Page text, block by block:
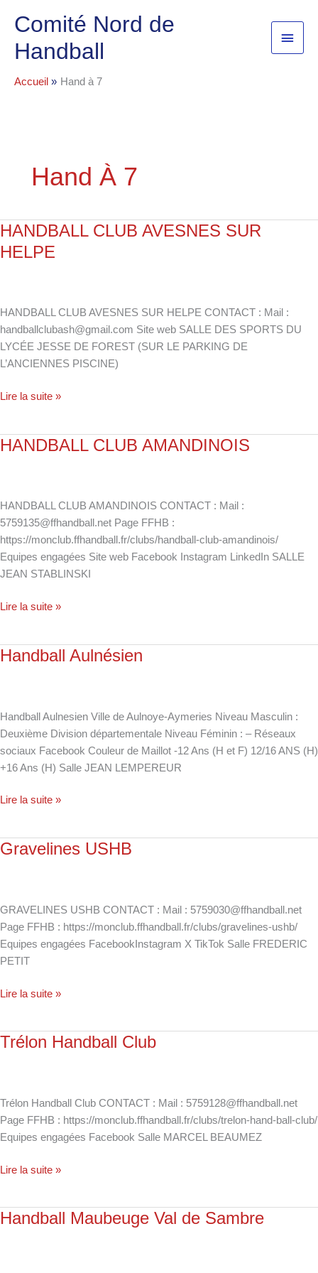
contenu
Comité Nord de
Handball
Accueil Hand à 7
Hand À 7
HANDBALL CLUB AVESNES SUR
HELPE
HANDBALL CLUB AVESNES SUR HELPE CONTACT : Mail :
handballclubash@gmail.com Site web SALLE DES SPORTS DU
LYCÉE JESSE DE FOREST (SUR LE PARKING DE
L’ANCIENNES PISCINE)
HANDBALL
CLUB
Lire la suite »
HANDBALL CLUB AMANDINOIS
HANDBALL CLUB AMANDINOIS CONTACT : Mail :
5759135@ffhandball.net Page FFHB :
https://monclub.ffhandball.fr/clubs/handball-club-amandinois/
Equipes engagées Site web Facebook Instagram LinkedIn SALLE
JEAN STABLINSKI
HANDBALL
Lire la suite »
Handball Aulnésien
Handball Aulnesien Ville de Aulnoye-Aymeries Niveau Masculin :
Deuxième Division départementale Niveau Féminin : – Réseaux
sociaux Facebook Couleur de Maillot -12 Ans (H et F) 12/16 ANS (H)
+16 Ans (H) Salle JEAN LEMPEREUR
Handball
Lire la suite »
Gravelines USHB
GRAVELINES USHB CONTACT : Mail : 5759030@ffhandball.net
Page FFHB : https://monclub.ffhandball.fr/clubs/gravelines-ushb/
Equipes engagées FacebookInstagram X TikTok Salle FREDERIC
PETIT
Gravelines
Lire la suite »
Trélon Handball Club
Trélon Handball Club CONTACT : Mail : 5759128@ffhandball.net
Page FFHB : https://monclub.ffhandball.fr/clubs/trelon-hand-ball-club/
Equipes engagées Facebook Salle MARCEL BEAUMEZ
Trélon
Lire la suite »
Handball Maubeuge Val de Sambre
Handball